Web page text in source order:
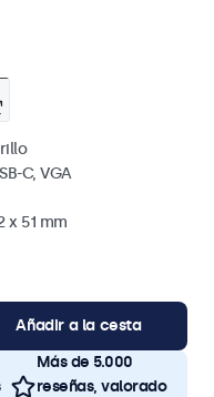
C, VGA
x 51 mm
Añadir a la cesta
Más de 5.000
reseñas, valorado